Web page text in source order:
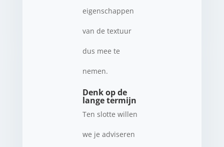
eigenschappen
van de textuur
dus mee te
nemen.
Denk op de
lange termijn
Ten slotte willen
we je adviseren